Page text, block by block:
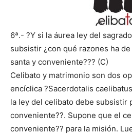
6ª.- ?Y si la áurea ley del
subsistir ¿con qué razones ha
santa y conveniente??? (C)
Celibato y matrimonio son dos
encíclica ?Sacerdotalis
la ley del celibato debe subsistir
conveniente??. Supone que el
conveniente?? para la misión.